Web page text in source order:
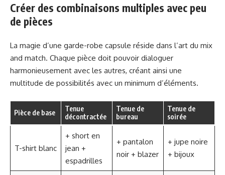
Créer des combinaisons multiples avec peu
de pièces
La magie d’une garde-robe capsule réside dans l’art du mix
and match. Chaque pièce doit pouvoir dialoguer
harmonieusement avec les autres, créant ainsi une
multitude de possibilités avec un minimum d’éléments.
Pièce de base
Tenue
décontractée
Tenue de
bureau
Tenue de
soirée
T-shirt blanc
+ short en
jean +
espadrilles
+ pantalon
noir + blazer
+ jupe noire
+ bijoux